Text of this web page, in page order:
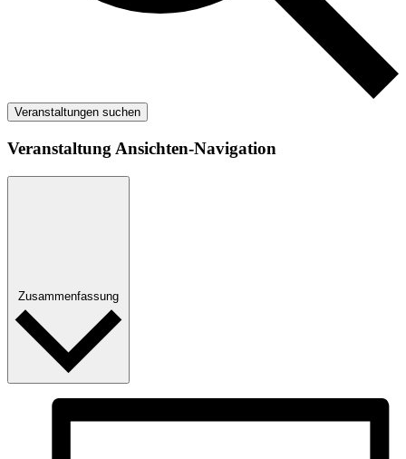
Veranstaltungen suchen
Veranstaltung Ansichten-Navigation
Zusammenfassung